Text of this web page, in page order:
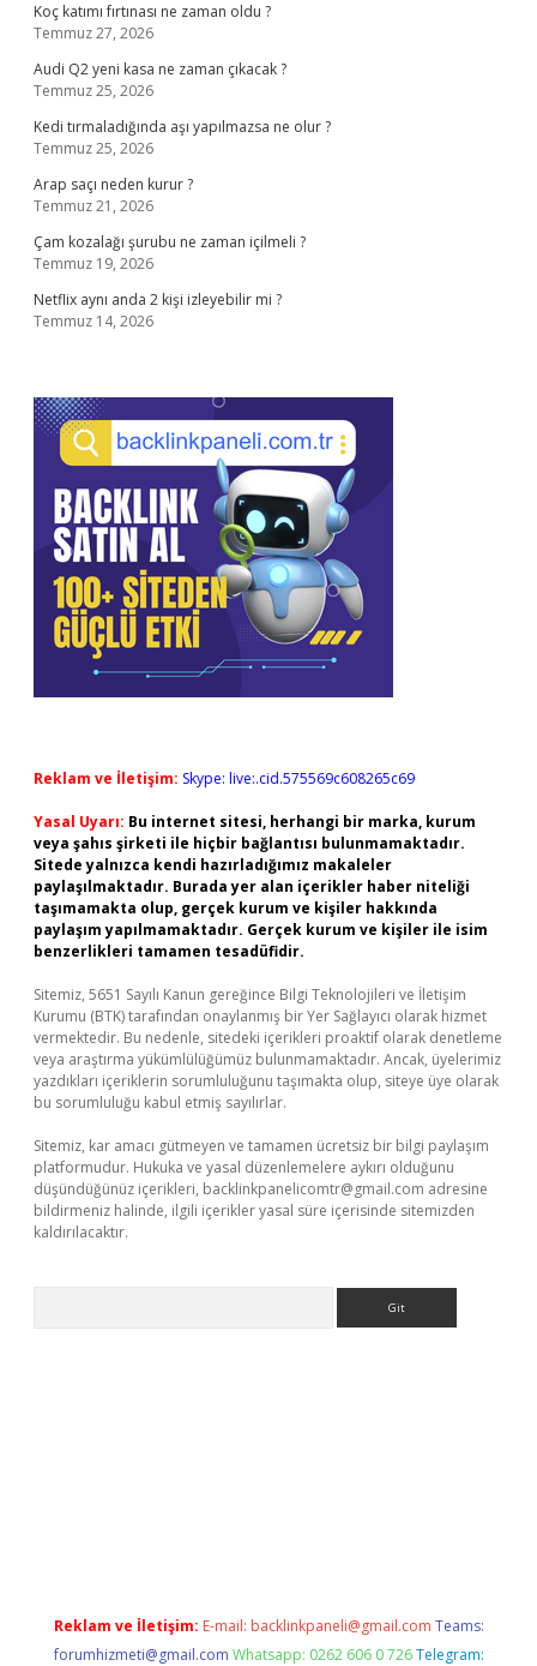
Koç katımı fırtınası ne zaman oldu ?
Temmuz 27, 2026
Audi Q2 yeni kasa ne zaman çıkacak ?
Temmuz 25, 2026
Kedi tırmaladığında aşı yapılmazsa ne olur ?
Temmuz 25, 2026
Arap saçı neden kurur ?
Temmuz 21, 2026
Çam kozalağı şurubu ne zaman içilmeli ?
Temmuz 19, 2026
Netflix aynı anda 2 kişi izleyebilir mi ?
Temmuz 14, 2026
Reklam ve İletişim: Skype: live:.cid.575569c608265c69
Yasal Uyarı: Bu internet sitesi, herhangi bir marka, kurum
veya şahıs şirketi ile hiçbir bağlantısı bulunmamaktadır.
Sitede yalnızca kendi hazırladığımız makaleler
paylaşılmaktadır. Burada yer alan içerikler haber niteliği
taşımamakta olup, gerçek kurum ve kişiler hakkında
paylaşım yapılmamaktadır. Gerçek kurum ve kişiler ile isim
benzerlikleri tamamen tesadüfidir.
Sitemiz, 5651 Sayılı Kanun gereğince Bilgi Teknolojileri ve İletişim
Kurumu (BTK) tarafından onaylanmış bir Yer Sağlayıcı olarak hizmet
vermektedir. Bu nedenle, sitedeki içerikleri proaktif olarak denetleme
veya araştırma yükümlülüğümüz bulunmamaktadır. Ancak, üyelerimiz
yazdıkları içeriklerin sorumluluğunu taşımakta olup, siteye üye olarak
bu sorumluluğu kabul etmiş sayılırlar.
Sitemiz, kar amacı gütmeyen ve tamamen ücretsiz bir bilgi paylaşım
platformudur. Hukuka ve yasal düzenlemelere aykırı olduğunu
düşündüğünüz içerikleri, backlinkpanelicomtr@gmail.com adresine
bildirmeniz halinde, ilgili içerikler yasal süre içerisinde sitemizden
kaldırılacaktır.
Reklam ve İletişim: E-mail: backlinkpaneli@gmail.com Teams:
forumhizmeti@gmail.com Whatsapp: 0262 606 0 726 Telegram: